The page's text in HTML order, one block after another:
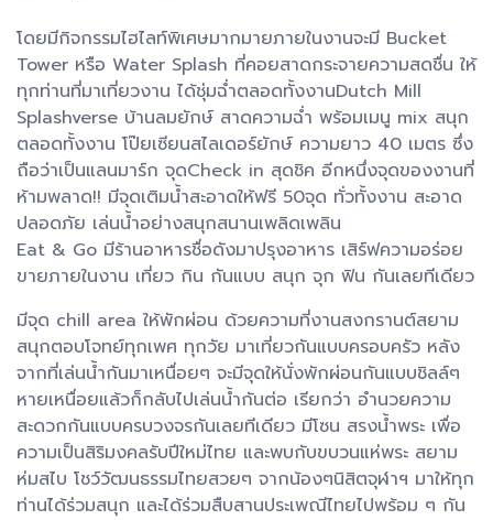
โดยมีกิจกรรมไฮไลท์พิเศษมากมายภายในงานจะมี Bucket
Tower หรือ Water Splash ที่คอยสาดกระจายความสดชื่น ให้
ทุกท่านที่มาเที่ยวงาน ได้ชุ่มฉ่ำตลอดทั้งงานDutch Mill
Splashverse บ้านลมยักษ์ สาดความฉ่ำ พร้อมเมนู mix สนุก
ตลอดทั้งงาน โป๊ยเซียนสไลเดอร์ยักษ์ ความยาว 40 เมตร ซึ่ง
ถือว่าเป็นแลนมาร์ก จุดCheck in สุดชิค อีกหนึ่งจุดของงานที่
ห้ามพลาด!! มีจุดเติมน้ำสะอาดให้ฟรี 50จุด ทั่วทั้งงาน สะอาด
ปลอดภัย เล่นน้ำอย่างสนุกสนานเพลิดเพลิน
Eat & Go มีร้านอาหารชื่อดังมาปรุงอาหาร เสิร์ฟความอร่อย
ขายภายในงาน เที่ยว กิน กันแบบ สนุก จุก ฟิน กันเลยทีเดียว
มีจุด chill area ให้พักผ่อน ด้วยความที่งานสงกรานต์สยาม
สนุกตอบโจทย์ทุกเพศ ทุกวัย มาเที่ยวกันแบบครอบครัว หลัง
จากที่เล่นน้ำกันมาเหนื่อยๆ จะมีจุดให้นั่งพักผ่อนกันแบบชิลล์ๆ
หายเหนื่อยแล้วก็กลับไปเล่นน้ำกันต่อ เรียกว่า อำนวยความ
สะดวกกันแบบครบวงจรกันเลยทีเดียว มีโซน สรงน้ำพระ เพื่อ
ความเป็นสิริมงคลรับปีใหม่ไทย และพบกับขบวนแห่พระ สยาม
ห่มสไบ โชว์วัฒนธรรมไทยสวยๆ จากน้องๆนิสิตจุฬาฯ มาให้ทุก
ท่านได้ร่วมสนุก และได้ร่วมสืบสานประเพณีไทยไปพร้อม ๆ กัน